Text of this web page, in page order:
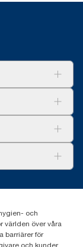
och
världen över våra
barriärer för
och kunder